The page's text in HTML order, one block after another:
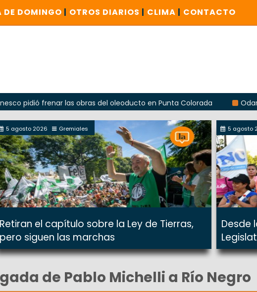
DE DOMINGO | OTROS DIARIOS | CLIMA | CONTACTO
frenar las obras del oleoducto en Punta Colorada
Odarda
5 agosto 2026 Gremiales
Retiran el capítulo sobre la Ley de Tierras,
pero siguen las marchas
5 agosto
Desde
de Pablo Michelli a Río Negro